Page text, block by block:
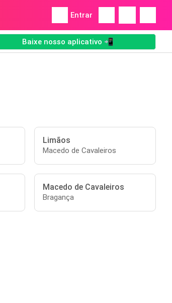
Entrar
Baixe nosso aplicativo 📲
Limãos
Macedo de Cavaleiros
Macedo de Cavaleiros
Bragança